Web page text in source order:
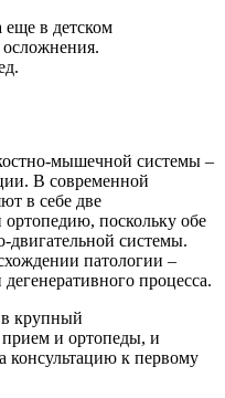
в детском
осложнения.
мышечной системы –
В современной
в себе две
поскольку обе
двигательной системы.
патологии –
процесса.
в крупный
прием и ортопеды, и
консультацию к первому